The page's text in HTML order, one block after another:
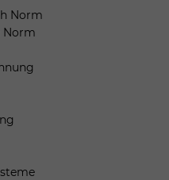
Norm
Norm